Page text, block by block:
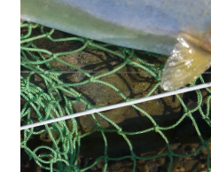
マイアカウント